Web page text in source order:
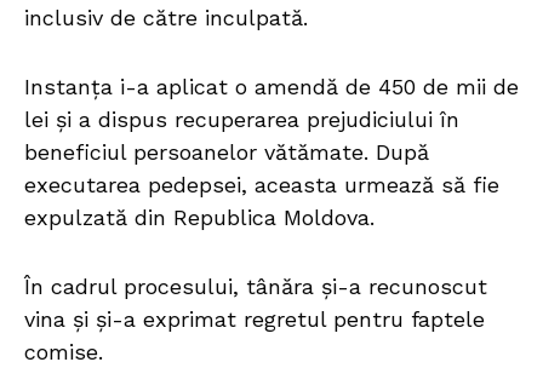
inclusiv de către inculpată.
Instanța i-a aplicat o amendă de 450 de mii de
lei și a dispus recuperarea prejudiciului în
beneficiul persoanelor vătămate. După
executarea pedepsei, aceasta urmează să fie
expulzată din Republica Moldova.
În cadrul procesului, tânăra și-a recunoscut
vina și și-a exprimat regretul pentru faptele
comise.